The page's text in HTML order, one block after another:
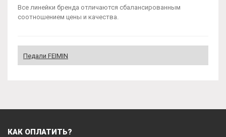
Все линейки бренда отличаются сбалансированным
соотношением цены и качества.
Педали FEIMIN
КАК ОПЛАТИТЬ?